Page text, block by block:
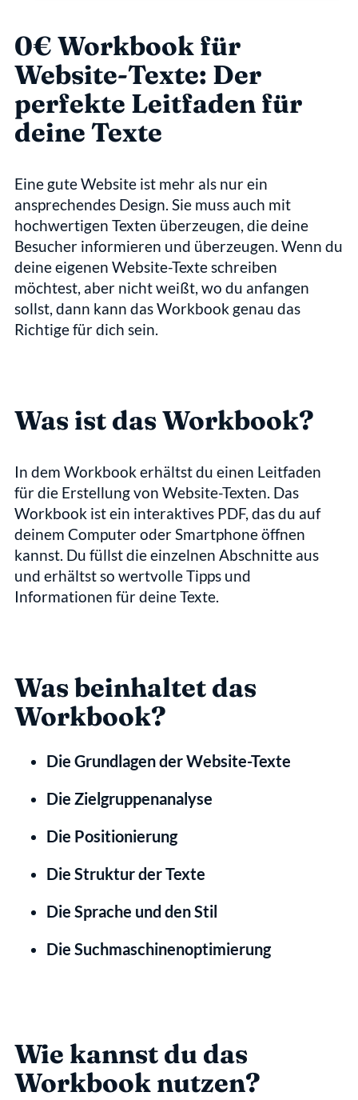
0€ Workbook für
Website-Texte: Der
perfekte Leitfaden für
deine Texte
Eine gute Website ist mehr als nur ein
ansprechendes Design. Sie muss auch mit
hochwertigen Texten überzeugen, die deine
Besucher informieren und überzeugen. Wenn du
deine eigenen Website-Texte schreiben
möchtest, aber nicht weißt, wo du anfangen
sollst, dann kann das Workbook genau das
Richtige für dich sein.
Was ist das Workbook?
In dem Workbook erhältst du einen Leitfaden
für die Erstellung von Website-Texten. Das
Workbook ist ein interaktives PDF, das du auf
deinem Computer oder Smartphone öffnen
kannst. Du füllst die einzelnen Abschnitte aus
und erhältst so wertvolle Tipps und
Informationen für deine Texte.
Was beinhaltet das
Workbook?
Die Grundlagen der Website-Texte
Die Zielgruppenanalyse
Die Positionierung
Die Struktur der Texte
Die Sprache und den Stil
Die Suchmaschinenoptimierung
Wie kannst du das
Workbook nutzen?